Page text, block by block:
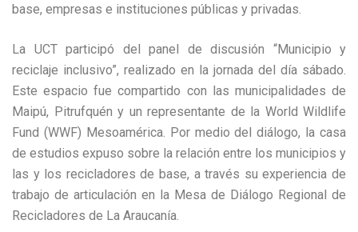
base, empresas e instituciones públicas y privadas.
La UCT participó del panel de discusión “Municipio y
reciclaje inclusivo”, realizado en la jornada del día sábado.
Este espacio fue compartido con las municipalidades de
Maipú, Pitrufquén y un representante de la World Wildlife
Fund (WWF) Mesoamérica. Por medio del diálogo, la casa
de estudios expuso sobre la relación entre los municipios y
las y los recicladores de base, a través su experiencia de
trabajo de articulación en la Mesa de Diálogo Regional de
Recicladores de La Araucanía.